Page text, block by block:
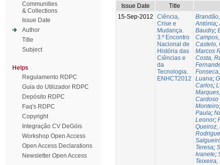
Communities
& Collections
Issue Date
Author
Title
Subject
Helps
Regulamento RDPC
Guia do Utilizador RDPC
Depósito RDPC
Faq's RDPC
Copyright
Integração CV DeGóis
Workshop Open Access
Open Access Declarations
Newsletter Open Access
Issue Date
Title
15-Sep-2012
Ciência,
Crise e
Mudança.
3.º Encontro
Nacional de
História das
Ciências e
da
Tecnologia.
ENHCT2012
Antónia;
Baudry;
Castelo,
Marcos
Costa,
Luana;
Carlos;
Cardoso
Paula;
Leonor;
Queiroz,
Teresa;
Ivanete;